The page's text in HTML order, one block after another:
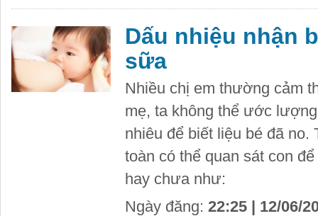
Dấu nhiệu nhận
sữa
Nhiều chị em thường cảm
mẹ, ta không thể ước
nhiêu để biết liệu bé đã no.
toàn có thể quan sát con
hay chưa như:
Ngày đăng: 22:25 | 12/06/